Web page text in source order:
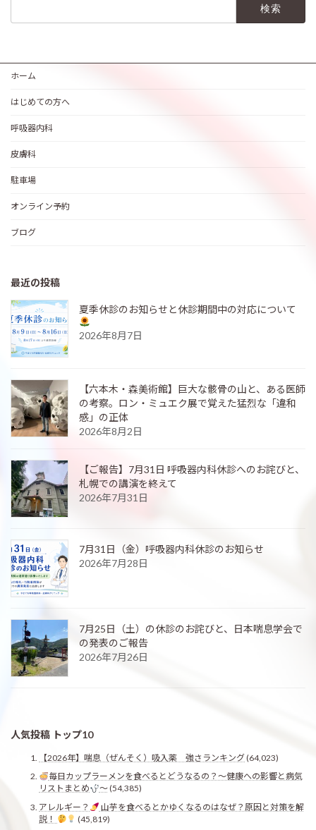
ホーム
はじめての方へ
呼吸器内科
皮膚科
駐車場
オンライン予約
ブログ
最近の投稿
夏季休診のお知らせと休診期間中の対応について
2026年8月7日
【六本木・森美術館】巨大な骸骨の山と、ある医師
の考察。ロン・ミュエク展で覚えた猛烈な「違和
感」の正体
2026年8月2日
【ご報告】7月31日 呼吸器内科休診へのお詫びと、
札幌での講演を終えて
2026年7月31日
7月31日（金）呼吸器内科休診のお知らせ
2026年7月28日
7月25日（土）の休診のお詫びと、日本喘息学会で
の発表のご報告
2026年7月26日
人気投稿 トップ10
【2026年】喘息（ぜんそく）吸入薬 強さランキング(64,023)
毎日カップラーメンを食べるとどうなるの？〜健康への影響と病気
リストまとめ
〜(54,385)
アレルギー？
山芋を食べるとかゆくなるのはなぜ？原因と対策を解
説！
(45,819)